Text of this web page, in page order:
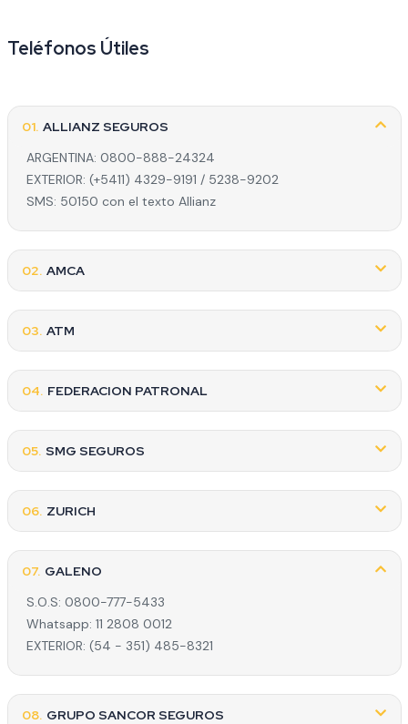
Teléfonos Útiles
01. ALLIANZ SEGUROS
ARGENTINA: 0800-888-24324
EXTERIOR: (+5411) 4329-9191 / 5238-9202
SMS: 50150 con el texto Allianz
02. AMCA
03. ATM
04. FEDERACION PATRONAL
05. SMG SEGUROS
06. ZURICH
07. GALENO
S.O.S: 0800-777-5433
Whatsapp: 11 2808 0012
EXTERIOR: (54 - 351) 485-8321
08. GRUPO SANCOR SEGUROS